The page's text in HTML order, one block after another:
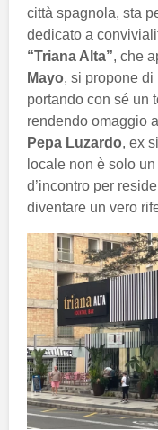
città spagnola, sta
dedicato a
“Triana Alta”, che
Mayo, si propone di
portando con sé un
rendendo omaggio
Pepa Luzardo, ex
locale non è solo
d’incontro per
diventare un vero